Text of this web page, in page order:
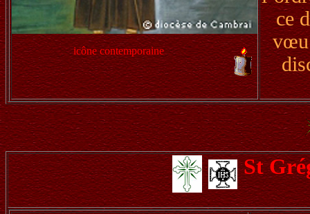
icône contemporaine
ce
vœu
St